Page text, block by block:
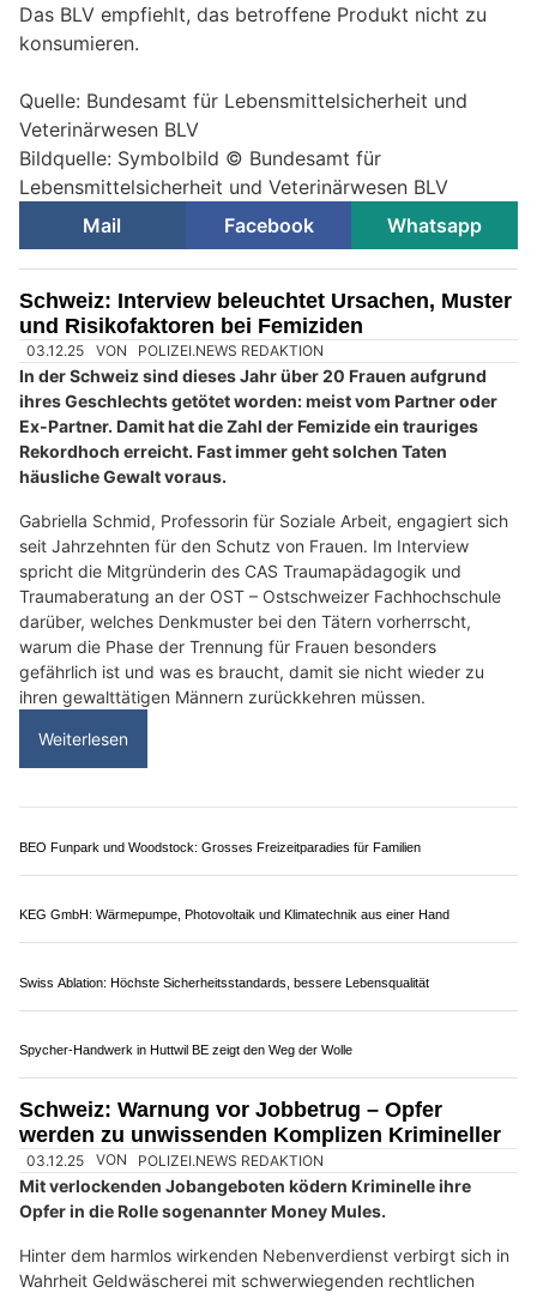
Das BLV empfiehlt, das betroffene Produkt nicht zu
konsumieren.
Quelle: Bundesamt für Lebensmittelsicherheit und
Veterinärwesen BLV
Bildquelle: Symbolbild © Bundesamt für
Lebensmittelsicherheit und Veterinärwesen BLV
Mail
Facebook Whatsapp
Schweiz: Interview beleuchtet Ursachen, Muster
und Risikofaktoren bei Femiziden
03.12.25 VON POLIZEI.NEWS REDAKTION
In der Schweiz sind dieses Jahr über 20 Frauen aufgrund
ihres Geschlechts getötet worden: meist vom Partner oder
häusliche Gewalt voraus.
Gabriella Schmid, Professorin für Soziale Arbeit, engagiert sich
seit Jahrzehnten für den Schutz von Frauen. Im Interview
warum die Phase der Trennung für Frauen besonders